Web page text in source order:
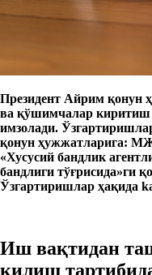
Президент Айрим қонун
ва қўшимчалар киритиш
имзолади.
қонун ҳужжатларига:
«Хусусий бандлик
бандлиги тўғрисида»ги
Ўзгартиришлар ҳақида
Иш вақтидан
қилиш